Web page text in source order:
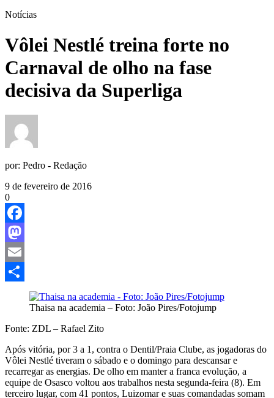
Notícias
Vôlei Nestlé treina forte no
Carnaval de olho na fase
decisiva da Superliga
por: Pedro - Redação
9 de fevereiro de 2016
0
Facebook
Mastodon
Email
Thaisa na academia – Foto: João Pires/Fotojump
Fonte: ZDL – Rafael Zito
Após vitória, por 3 a 1, contra o Dentil/Praia Clube, as jogadoras do
Vôlei Nestlé tiveram o sábado e o domingo para descansar e
recarregar as energias. De olho em manter a franca evolução, a
equipe de Osasco voltou aos trabalhos nesta segunda-feira (8). Em
terceiro lugar, com 41 pontos, Luizomar e suas comandadas somam